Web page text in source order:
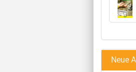
Neue